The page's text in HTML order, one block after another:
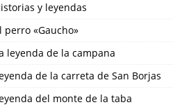
y leyendas
perro «Gaucho»
leyenda de la campana
de la carreta de San Borjas
del monte de la taba